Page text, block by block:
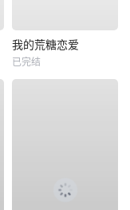
我的荒糖恋爱
已完结